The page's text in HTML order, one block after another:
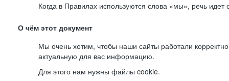
Когда в Правилах используются слова «мы», речь
О чём этот документ
Мы очень хотим, чтобы наши сайты работали
актуальную для вас информацию.
Для этого нам нужны файлы cookie.